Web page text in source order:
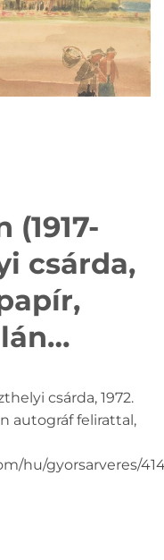
csárda,
34×45
csárda, 1972.
autográf felirattal,
hu/gyorsarveres/